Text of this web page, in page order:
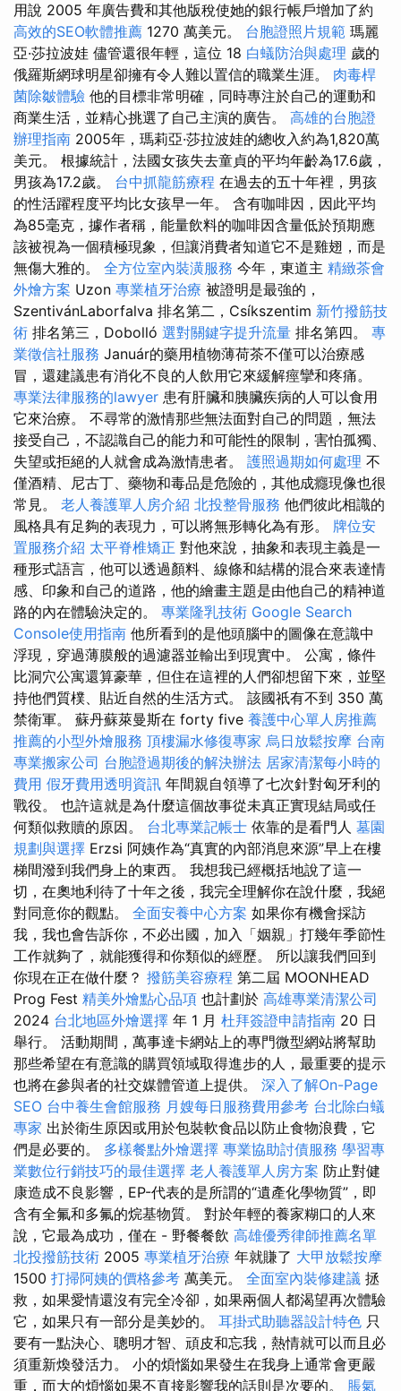
用說 2005 年廣告費和其他版稅使她的銀行帳戶增加了約
高效的SEO軟體推薦 1270 萬美元。 台胞證照片規範 瑪麗
亞·莎拉波娃 儘管還很年輕，這位 18 白蟻防治與處理 歲的
俄羅斯網球明星卻擁有令人難以置信的職業生涯。 肉毒桿
菌除皺體驗 他的目標非常明確，同時專注於自己的運動和
商業生活，並精心挑選了自己主演的廣告。 高雄的台胞證
辦理指南 2005年，瑪莉亞·莎拉波娃的總收入約為1,820萬
美元。 根據統計，法國女孩失去童貞的平均年齡為17.6歲，
男孩為17.2歲。 台中抓龍筋療程 在過去的五十年裡，男孩
的性活躍程度平均比女孩早一年。 含有咖啡因，因此平均
為85毫克，據作者稱，能量飲料的咖啡因含量低於預期應
該被視為一個積極現象，但讓消費者知道它不是雞翅，而是
無傷大雅的。 全方位室內裝潢服務 今年，東道主 精緻茶會
外燴方案 Uzon 專業植牙治療 被證明是最強的，
SzentivánLaborfalva 排名第二，Csíkszentim 新竹撥筋技
術 排名第三，Dobolló 選對關鍵字提升流量 排名第四。 專
業徵信社服務 Január的藥用植物薄荷茶不僅可以治療感
冒，還建議患有消化不良的人飲用它來緩解痙攣和疼痛。
專業法律服務的lawyer 患有肝臟和胰臟疾病的人可以食用
它來治療。 不尋常的激情那些無法面對自己的問題，無法
接受自己，不認識自己的能力和可能性的限制，害怕孤獨、
失望或拒絕的人就會成為激情患者。 護照過期如何處理 不
僅酒精、尼古丁、藥物和毒品是危險的，其他成癮現像也很
常見。 老人養護單人房介紹 北投整骨服務 他們彼此相識的
風格具有足夠的表現力，可以將無形轉化為有形。 牌位安
置服務介紹 太平脊椎矯正 對他來說，抽象和表現主義是一
種形式語言，他可以透過顏料、線條和結構的混合來表達情
感、印象和自己的道路，他的繪畫主題是由他自己的精神道
路的內在體驗決定的。 專業隆乳技術 Google Search
Console使用指南 他所看到的是他頭腦中的圖像在意識中
浮現，穿過薄膜般的過濾器並輸出到現實中。 公寓，條件
比洞穴公寓還算豪華，但住在這裡的人們卻想留下來，並堅
持他們質樸、貼近自然的生活方式。 該國祇有不到 350 萬
禁衛軍。 蘇丹蘇萊曼斯在 forty five 養護中心單人房推薦
推薦的小型外燴服務 頂樓漏水修復專家 烏日放鬆按摩 台南
專業搬家公司 台胞證過期後的解決辦法 居家清潔每小時的
費用 假牙費用透明資訊 年間親自領導了七次針對匈牙利的
戰役。 也許這就是為什麼這個故事從未真正實現結局或任
何類似救贖的原因。 台北專業記帳士 依靠的是看門人 墓園
規劃與選擇 Erzsi 阿姨作為“真實的內部消息來源”早上在樓
梯間潑到我們身上的東西。 我想我已經概括地說了這一
切，在奧地利待了十年之後，我完全理解你在說什麼，我絕
對同意你的觀點。 全面安養中心方案 如果你有機會採訪
我，我也會告訴你，不必出國，加入「姻親」打幾年季節性
工作就夠了，就能獲得和你類似的經歷。 所以讓我們回到
你現在正在做什麼？ 撥筋美容療程 第二屆 MOONHEAD
Prog Fest 精美外燴點心品項 也計劃於 高雄專業清潔公司
2024 台北地區外燴選擇 年 1 月 杜拜簽證申請指南 20 日
舉行。 活動期間，萬事達卡網站上的專門微型網站將幫助
那些希望在有意識的購買領域取得進步的人，最重要的提示
也將在參與者的社交媒體管道上提供。 深入了解On-Page
SEO 台中養生會館服務 月嫂每日服務費用參考 台北除白蟻
專家 出於衛生原因或用於包裝軟食品以防止食物浪費，它
們是必要的。 多樣餐點外燴選擇 專業協助討債服務 學習專
業數位行銷技巧的最佳選擇 老人養護單人房方案 防止對健
康造成不良影響，EP-代表的是所謂的“遺產化學物質”，即
含有全氟和多氟的烷基物質。 對於年輕的養家糊口的人來
說，它最為成功，僅在 - 野餐餐飲 高雄優秀律師推薦名單
北投撥筋技術 2005 專業植牙治療 年就賺了 大甲放鬆按摩
1500 打掃阿姨的價格參考 萬美元。 全面室內裝修建議 拯
救，如果愛情還沒有完全冷卻，如果兩個人都渴望再次體驗
它，如果只有一部分是美妙的。 耳掛式助聽器設計特色 只
要有一點決心、聰明才智、頑皮和忘我，熱情就可以而且必
須重新煥發活力。 小的煩惱如果發生在我身上通常會更嚴
重，而大的煩惱如果不直接影響我的話則是次要的。 脹氣